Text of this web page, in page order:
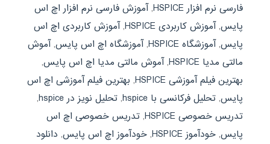
فارسی نرم افزار HSPICE
,آموزش فارسی نرم افزار اچ اس
پایس,آموزش کاربردی HSPICE ,آموزش کاربردی اچ اس
پایس,آموزشگاه HSPICE ,آموزشگاه اچ اس پایس,آموش
مالتی مدیا HSPICE
,آموش مالتی مدیا اچ اس پایس,
بهترین فیلم آموزشی HSPICE
, بهترین فیلم آموزشی اچ اس
پایس, تحلیل فرکانسی با hspice , تحلیل نویز در hspice
,
تدریس خصوصی HSPICE
, تدریس خصوصی اچ اس
پایس, خودآموز HSPICE , خودآموز اچ اس پایس, دانلود